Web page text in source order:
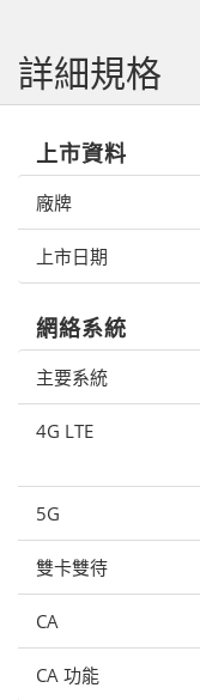
詳細規格
上市資料
廠牌
上市日期
網絡系統
主要系統
4G LTE
5G
雙卡雙待
CA
CA 功能